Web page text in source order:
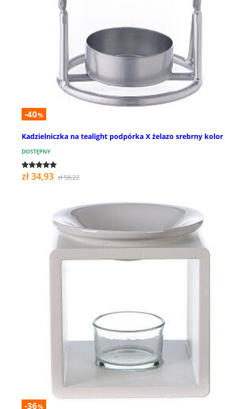
-40%
Kadzielniczka na tealight podpórka X żelazo srebrny kolor
DOSTĘPNY
zł 34,93 zł 58,22
-36%